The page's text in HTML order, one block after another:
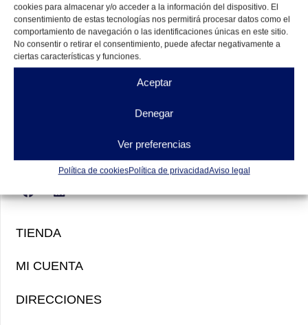
cookies para almacenar y/o acceder a la información del dispositivo. El
consentimiento de estas tecnologías nos permitirá procesar datos como el
comportamiento de navegación o las identificaciones únicas en este sitio.
No consentir o retirar el consentimiento, puede afectar negativamente a
ciertas características y funciones.
Aceptar
Denegar
Ver preferencias
Política de cookiesPolítica de privacidadAviso legal
TIENDA
MI CUENTA
DIRECCIONES